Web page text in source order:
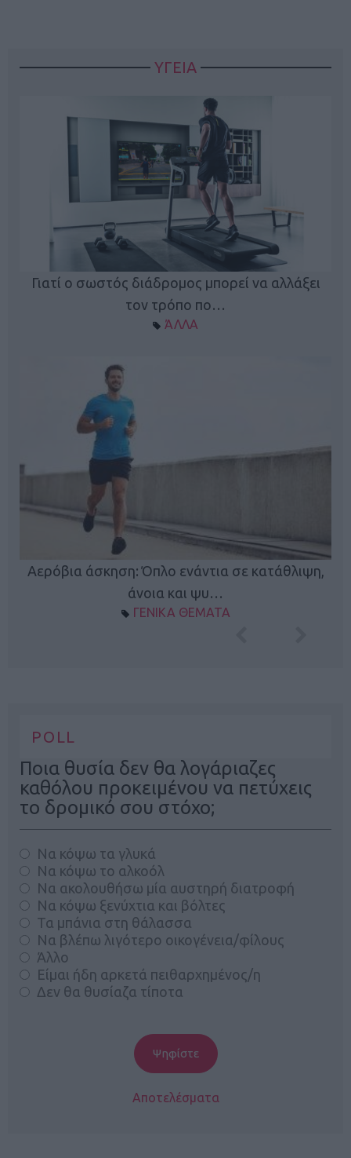
ΥΓΕΙΑ
Γιατί ο σωστός διάδρομος μπορεί να αλλάξει
τον τρόπο πο…
ΆΛΛΑ
Αερόβια άσκηση: Όπλο ενάντια σε κατάθλιψη,
άνοια και ψυ…
ΓΕΝΙΚΑ ΘΕΜΑΤΑ
POLL
Ποια θυσία δεν θα λογάριαζες
καθόλου προκειμένου να πετύχεις
το δρομικό σου στόχο;
Να κόψω τα γλυκά
Να κόψω το αλκοόλ
Να ακολουθήσω μία αυστηρή διατροφή
Να κόψω ξενύχτια και βόλτες
Τα μπάνια στη θάλασσα
Να βλέπω λιγότερο οικογένεια/φίλους
Άλλο
Είμαι ήδη αρκετά πειθαρχημένος/η
Δεν θα θυσίαζα τίποτα
Αποτελέσματα